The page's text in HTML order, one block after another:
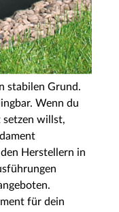
stabilen Grund.
Wenn du
setzen willst,
Herstellern in
für dein